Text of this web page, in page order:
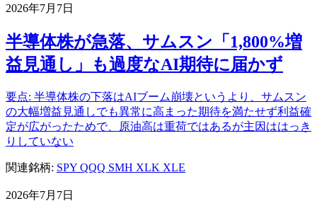
2026年7月7日
半導体株が急落、サムスン「1,800%増
益見通し」も過度なAI期待に届かず
要点: 半導体株の下落はAIブーム崩壊というより、サムスン
の大幅増益見通しでも異常に高まった期待を満たせず利益確
定が広がったためで、原油高は重荷ではあるが主因ははっき
りしていない
関連銘柄: SPY QQQ SMH XLK XLE
2026年7月7日